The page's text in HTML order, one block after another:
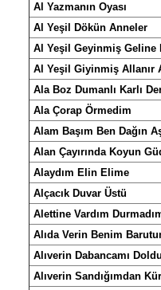
Al Yazmanın Oyası
Al Yeşil Dökün Anneler
Al Yeşil Geyinmiş Geline
Al Yeşil Giyinmiş Allanır
Ala Boz Dumanlı Karlı
Ala Çorap Örmedim
Alam Başım Ben Dağın
Alan Çayırında Koyun
Alaydım Elin Elime
Alçacık Duvar Üstü
Alettine Vardım
Alıda Verin Benim
Alıverin Dabancamı
Alıverin Sandığımdan